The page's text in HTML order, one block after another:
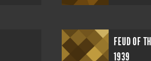
FEUD OF
1939